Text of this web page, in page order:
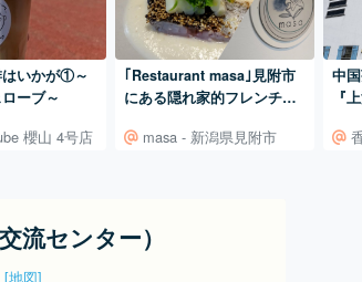
はいかが①～
ーブ～
櫻山 4号店
｢Restaurant masa｣見附市
にある隠れ家的フレンチレ
masa - 新潟県見附市
中
『
流センター）
[地図]